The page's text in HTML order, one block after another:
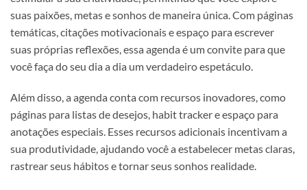
suas paixões, metas e sonhos de maneira única. Com páginas
temáticas, citações motivacionais e espaço para escrever
suas próprias reflexões, essa agenda é um convite para que
você faça do seu dia a dia um verdadeiro espetáculo.
Além disso, a agenda conta com recursos inovadores, como
páginas para listas de desejos, habit tracker e espaço para
anotações especiais. Esses recursos adicionais incentivam a
sua produtividade, ajudando você a estabelecer metas claras,
rastrear seus hábitos e tornar seus sonhos realidade.